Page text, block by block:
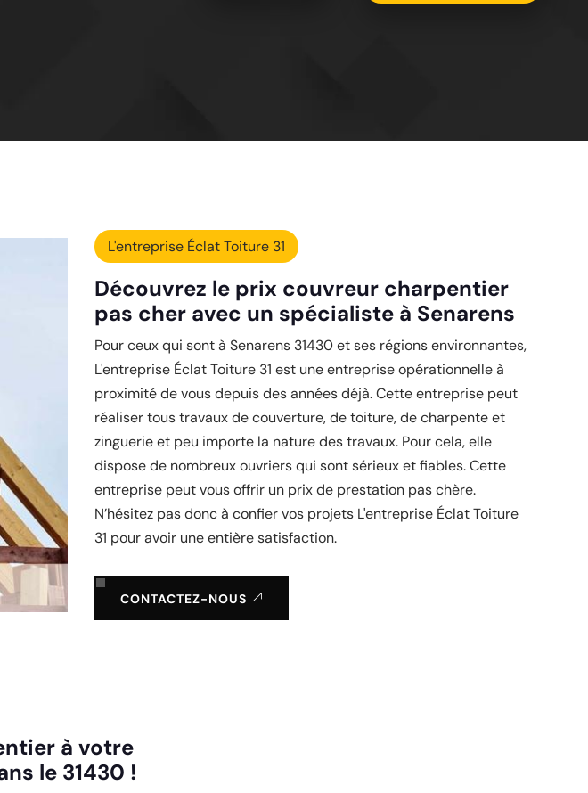
L'entreprise Éclat Toiture 31
Découvrez le prix couvreur charpentier
pas cher avec un spécialiste à Senarens
Pour ceux qui sont à Senarens 31430 et ses régions environnantes,
L'entreprise Éclat Toiture 31 est une entreprise opérationnelle à
proximité de vous depuis des années déjà. Cette entreprise peut
réaliser tous travaux de couverture, de toiture, de charpente et
zinguerie et peu importe la nature des travaux. Pour cela, elle
dispose de nombreux ouvriers qui sont sérieux et fiables. Cette
entreprise peut vous offrir un prix de prestation pas chère.
N’hésitez pas donc à confier vos projets L'entreprise Éclat Toiture
31 pour avoir une entière satisfaction.
CONTACTEZ-NOUS
à votre
le 31430 !